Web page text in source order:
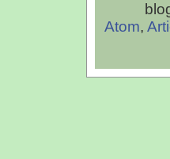
Atom,